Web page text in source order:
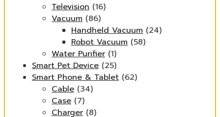
Television (16)
Vacuum (86)
Handheld Vacuum (24)
Robot Vacuum (58)
Water Purifier (1)
Smart Pet Device (25)
Smart Phone & Tablet (62)
Cable (34)
Case (7)
Charger (8)